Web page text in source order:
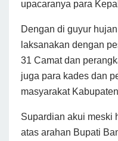
upacaranya para
Dengan di guyur
laksanakan dengan
31 Camat dan
juga para kades dan
masyarakat
Supardian akui meski
atas arahan Bupati